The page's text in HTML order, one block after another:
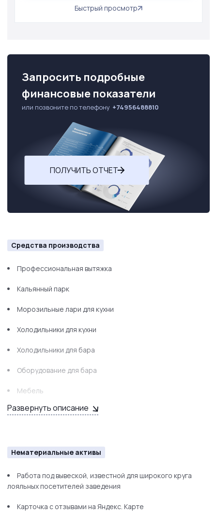
Быстрый просмотр
Запросить подробные
финансовые показатели
или позвоните по телефону +74956488810
ПОЛУЧИТЬ ОТЧЕТ
Средства производства
Профессиональная вытяжка
Кальянный парк
Морозильные лари для кухни
Холодильники для кухни
Холодильники для бара
Оборудование для бара
Мебель
Видеонаблюдение
Проектор
Компьютеры
Развернуть описание
Нематериальные активы
Работа под вывеской, известной для широкого круга
лояльных посетителей заведения
Карточка с отзывами на Яндекс. Карте